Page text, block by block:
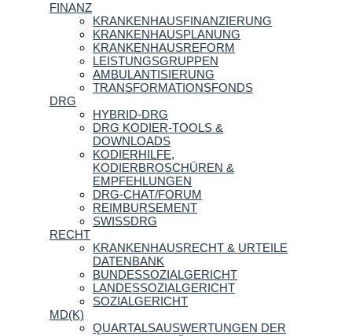
FINANZ
KRANKENHAUSFINANZIERUNG
KRANKENHAUSPLANUNG
KRANKENHAUSREFORM
LEISTUNGSGRUPPEN
AMBULANTISIERUNG
TRANSFORMATIONSFONDS
DRG
HYBRID-DRG
DRG KODIER-TOOLS &
DOWNLOADS
KODIERHILFE,
KODIERBROSCHÜREN &
EMPFEHLUNGEN
DRG-CHAT/FORUM
REIMBURSEMENT
SWISSDRG
RECHT
KRANKENHAUSRECHT & URTEILE
DATENBANK
BUNDESSOZIALGERICHT
LANDESSOZIALGERICHT
SOZIALGERICHT
MD(K)
QUARTALSAUSWERTUNGEN DER